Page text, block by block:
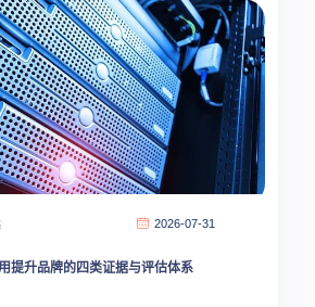
2026-07-31
提升品牌的四类证据与评估体系